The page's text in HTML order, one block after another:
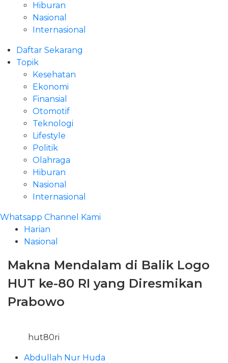
Hiburan
Nasional
Internasional
Daftar Sekarang
Topik
Kesehatan
Ekonomi
Finansial
Otomotif
Teknologi
Lifestyle
Politik
Olahraga
Hiburan
Nasional
Internasional
Whatsapp Channel Kami
Harian
Nasional
Makna Mendalam di Balik Logo
HUT ke-80 RI yang Diresmikan
Prabowo
hut80ri
Abdullah Nur Huda